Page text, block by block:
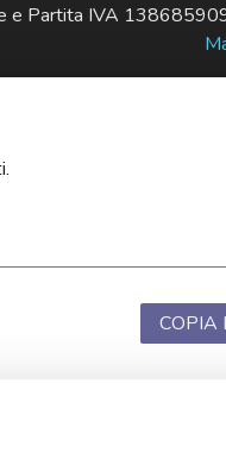
e Partita IVA
COPIA